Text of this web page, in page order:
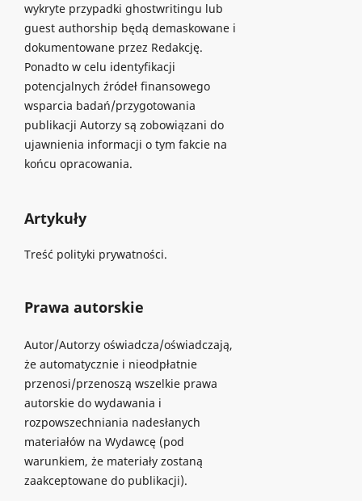
wykryte przypadki ghostwritingu lub
guest authorship będą demaskowane i
dokumentowane przez Redakcję.
Ponadto w celu identyfikacji
potencjalnych źródeł finansowego
wsparcia badań/przygotowania
publikacji Autorzy są zobowiązani do
ujawnienia informacji o tym fakcie na
końcu opracowania.
Artykuły
Treść polityki prywatności.
Prawa autorskie
Autor/Autorzy oświadcza/oświadczają,
że automatycznie i nieodpłatnie
przenosi/przenoszą wszelkie prawa
autorskie do wydawania i
rozpowszechniania nadesłanych
materiałów na Wydawcę (pod
warunkiem, że materiały zostaną
zaakceptowane do publikacji).